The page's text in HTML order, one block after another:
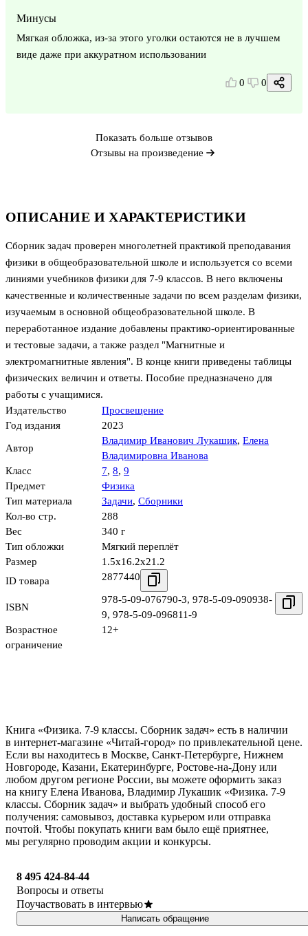
ОПИСАНИЕ И ХАРАКТЕРИСТИКИ
Сборник задач проверен многолетней практикой преподавания
физики в общеобразовательной школе и используется со всеми
линиями учебников физики для 7-9 классов. В него включены
качественные и количественные задачи по всем разделам физики,
изучаемым в основной общеобразовательной школе. В
переработанное издание добавлены практико-ориентированные
и тестовые задачи, а также раздел "Магнитные и
электромагнитные явления". В конце книги приведены таблицы
физических величин и ответы. Пособие предназначено для
работы с учащимися.
Издательство
Просвещение
Год издания
2023
Автор
Владимир Иванович Лукашик, Елена
Владимировна Иванова
Класс
7, 8, 9
Предмет
Физика
Тип материала
Задачи, Сборники
Кол-во стр.
288
Вес
340 г
Тип обложки
Мягкий переплёт
Размер
1.5x16.2x21.2
ID товара
2877440
ISBN
978-5-09-076790-3, 978-5-09-090938-
9, 978-5-09-096811-9
Возрастное
ограничение
12+
Минусы
Мягкая обложка, из-за этого уголки остаются не в лучшем
виде даже при аккуратном использовании
0 0
Показать больше отзывов
Отзывы на произведение
Книга «Физика. 7-9 классы. Сборник задач» есть в наличии
в интернет-магазине «Читай-город» по привлекательной цене.
Если вы находитесь в Москве, Санкт-Петербурге, Нижнем
Новгороде, Казани, Екатеринбурге, Ростове-на-Дону или
любом другом регионе России, вы можете оформить заказ
на книгу Елена Иванова, Владимир Лукашик «Физика. 7-9
классы. Сборник задач» и выбрать удобный способ его
получения: самовывоз, доставка курьером или отправка
почтой. Чтобы покупать книги вам было ещё приятнее,
мы регулярно проводим акции и конкурсы.
8 495 424-84-44
Вопросы и ответы
Поучаствовать в интервью
Написать обращение